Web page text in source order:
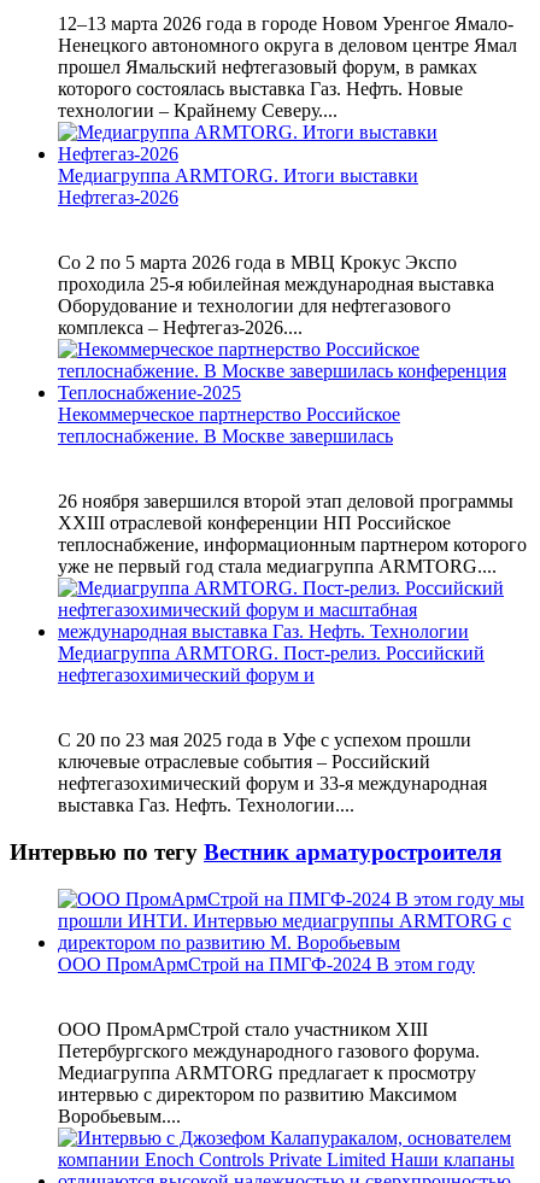
12–13 марта 2026 года в городе Новом Уренгое Ямало-
Ненецкого автономного округа в деловом центре Ямал
прошел Ямальский нефтегазовый форум, в рамках
которого состоялась выставка Газ. Нефть. Новые
технологии – Крайнему Северу....
Медиагруппа ARMTORG. Итоги выставки
Нефтегаз-2026
Со 2 по 5 марта 2026 года в МВЦ Крокус Экспо
проходила 25-я юбилейная международная выставка
Оборудование и технологии для нефтегазового
комплекса – Нефтегаз-2026....
Некоммерческое партнерство Российское
теплоснабжение. В Москве завершилась
26 ноября завершился второй этап деловой программы
XXIII отраслевой конференции НП Российское
теплоснабжение, информационным партнером которого
уже не первый год стала медиагруппа ARMTORG....
Медиагруппа ARMTORG. Пост-релиз. Российский
нефтегазохимический форум и
С 20 по 23 мая 2025 года в Уфе с успехом прошли
ключевые отраслевые события – Российский
нефтегазохимический форум и 33-я международная
выставка Газ. Нефть. Технологии....
Интервью по тегу Вестник арматуростроителя
ООО ПромАрмСтрой на ПМГФ-2024 В этом году
ООО ПромАрмСтрой стало участником XIII
Петербургского международного газового форума.
Медиагруппа ARMTORG предлагает к просмотру
интервью с директором по развитию Максимом
Воробьевым....